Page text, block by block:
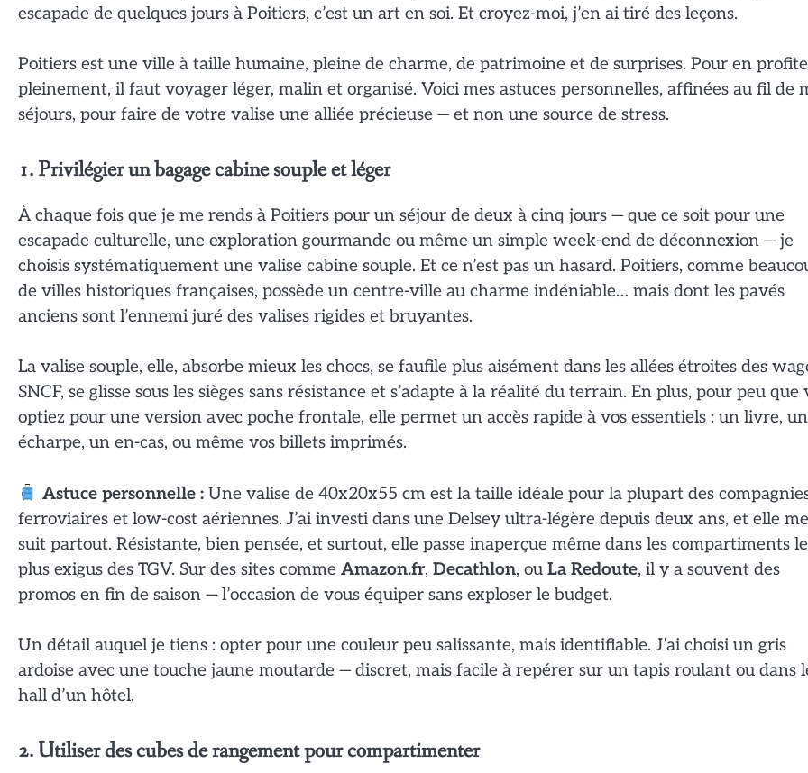
escapade de quelques jours à Poitiers, c’est un art en soi. Et croyez-moi, j’en ai tiré des leçons.
Poitiers est une ville à taille humaine, pleine de charme, de patrimoine et de surprises. Pour en
pleinement, il faut voyager léger, malin et organisé. Voici mes astuces personnelles, affinées au fil de
séjours, pour faire de votre valise une alliée précieuse — et non une source de stress.
1. Privilégier un bagage cabine souple et léger
À chaque fois que je me rends à Poitiers pour un séjour de deux à cinq jours — que ce soit pour une
escapade culturelle, une exploration gourmande ou même un simple week-end de déconnexion — je
choisis systématiquement une valise cabine souple. Et ce n’est pas un hasard. Poitiers, comme
de villes historiques françaises, possède un centre-ville au charme indéniable… mais dont les pavés
anciens sont l’ennemi juré des valises rigides et bruyantes.
La valise souple, elle, absorbe mieux les chocs, se faufile plus aisément dans les allées étroites des
SNCF, se glisse sous les sièges sans résistance et s’adapte à la réalité du terrain. En plus, pour peu que
optiez pour une version avec poche frontale, elle permet un accès rapide à vos essentiels : un livre,
écharpe, un en-cas, ou même vos billets imprimés.
Astuce personnelle :Une valise de 40x20x55 cm est la taille idéale pour la plupart des
ferroviaires et low-cost aériennes. J’ai investi dans une Delsey ultra-légère depuis deux ans, et elle me
suit partout. Résistante, bien pensée, et surtout, elle passe inaperçue même dans les compartiments
plus exigus des TGV. Sur des sites comme Amazon.fr, Decathlon, ou La Redoute, il y a souvent des
promos en fin de saison — l’occasion de vous équiper sans exploser le budget.
Un détail auquel je tiens : opter pour une couleur peu salissante, mais identifiable. J’ai choisi un gris
ardoise avec une touche jaune moutarde — discret, mais facile à repérer sur un tapis roulant ou dans
hall d’un hôtel.
2. Utiliser des cubes de rangement pour compartimenter